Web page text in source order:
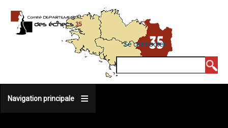
contenu
MENU
DU
COMPTE
DE
Se connecter
Navigation principale